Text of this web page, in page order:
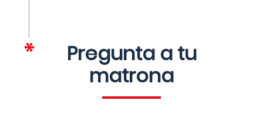
Pregunta a tu
matrona